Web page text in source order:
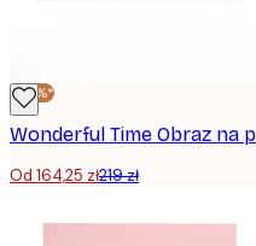
-25%*
Od 164,25 zł219 zł